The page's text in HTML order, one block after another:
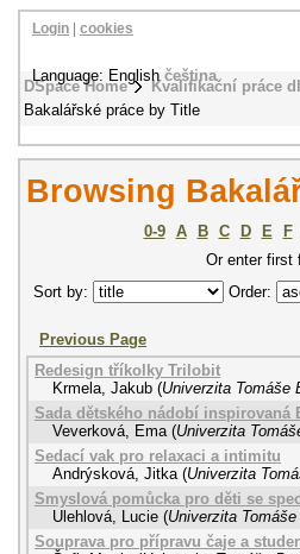
DSpace Home Kvalifikační práce
Bakalářské práce by Title
Login cookies
Language: Englishčeština
Browsing
0-9 A B C D E F
Or enter first
Sort by:
Order:
Previous Page
Redesign tříkolky Trilobit
Krmela, Jakub (Univerzita Tomáše
Sada dětského nádobí inspirovaná
Veverková, Ema (Univerzita
Sedací vak pro relaxaci a intimitu
Andrýsková, Jitka (Univerzita
Smyslová pomůcka pro děti se
Ulehlová, Lucie (Univerzita
Souprava pro přípravu čaje a